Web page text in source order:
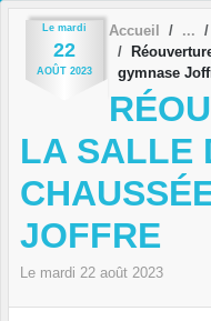
Le mardi
22
AOÛT 2023
Accueil
gymnase
LA SALLE
JOFFRE
Le mardi 22 août 2023